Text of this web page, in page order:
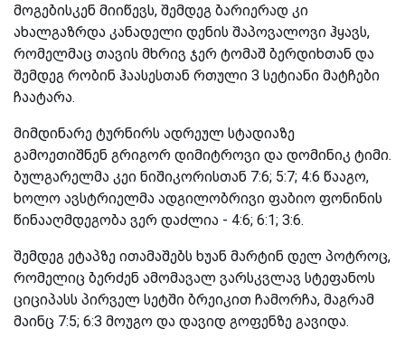
მოგებისკენ მიიწევს, შემდეგ ბარიერად კი
ახალგაზრდა კანადელი დენის შაპოვალოვი ჰყავს,
რომელმაც თავის მხრივ ჯერ ტომაშ ბერდიხთან და
შემდეგ რობინ ჰაასესთან რთული 3 სეტიანი მატჩები
ჩაატარა.
მიმდინარე ტურნირს ადრეულ სტადიაზე
გამოეთიშნენ გრიგორ დიმიტროვი და დომინიკ ტიმი.
ბულგარელმა კეი ნიშიკორისთან 7:6; 5:7; 4:6 წააგო,
ხოლო ავსტრიელმა ადგილობრივი ფაბიო ფონინის
წინააღმდეგობა ვერ დაძლია - 4:6; 6:1; 3:6.
შემდეგ ეტაპზე ითამაშებს ხუან მარტინ დელ პოტროც,
რომელიც ბერძენ ამომავალ ვარსკვლავ სტეფანოს
ციციპასს პირველ სეტში ბრეიკით ჩამორჩა, მაგრამ
მაინც 7:5; 6:3 მოუგო და დავიდ გოფენზე გავიდა.